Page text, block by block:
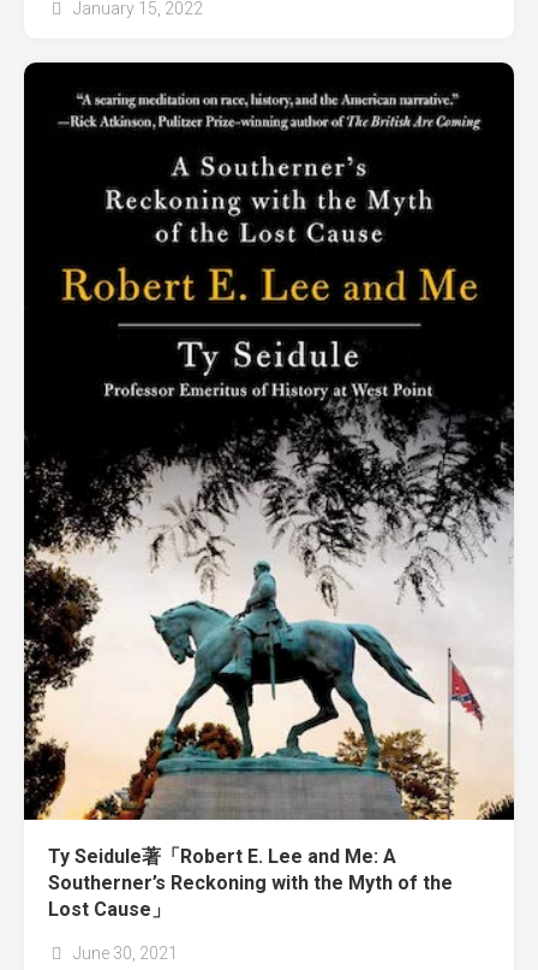
January 15, 2022
Ty Seidule著「Robert E. Lee and Me: A
Southerner’s Reckoning with the Myth of the
Lost Cause」
June 30, 2021